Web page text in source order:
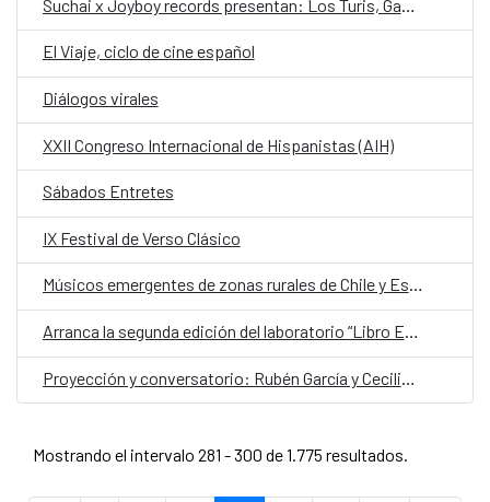
El Viaje, ciclo de cine español
Diálogos virales
XXII Congreso Internacional de Hispanistas (AIH)
Sábados Entretes
IX Festival de Verso Clásico
Músicos emergentes de zonas rurales de Chile y España celebran la identidad territorial y la colaboración cultural
Arranca la segunda edición del laboratorio “Libro Expandido”
Mostrando el intervalo 281 - 300 de 1.775 resultados.